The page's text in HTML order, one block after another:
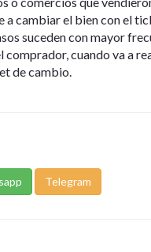
a cambiar el bien con el
suceden con mayor
comprador, cuando va a
de cambio.
Telegram